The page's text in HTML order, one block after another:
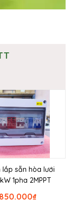
lắp sẵn hòa lưới
1pha 2MPPT
₫